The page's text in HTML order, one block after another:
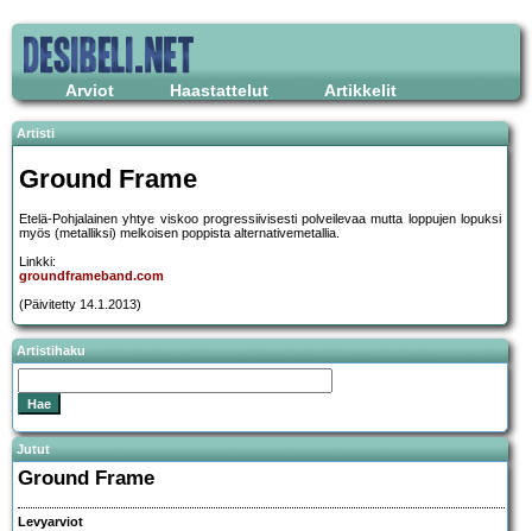
Arviot Haastattelut Artikkelit
Artisti
Ground Frame
Etelä-Pohjalainen yhtye viskoo progressiivisesti polveilevaa mutta loppujen lopuksi
myös (metalliksi) melkoisen poppista alternativemetallia.
Linkki:
groundframeband.com
(Päivitetty 14.1.2013)
Artistihaku
Jutut
Ground Frame
Levyarviot